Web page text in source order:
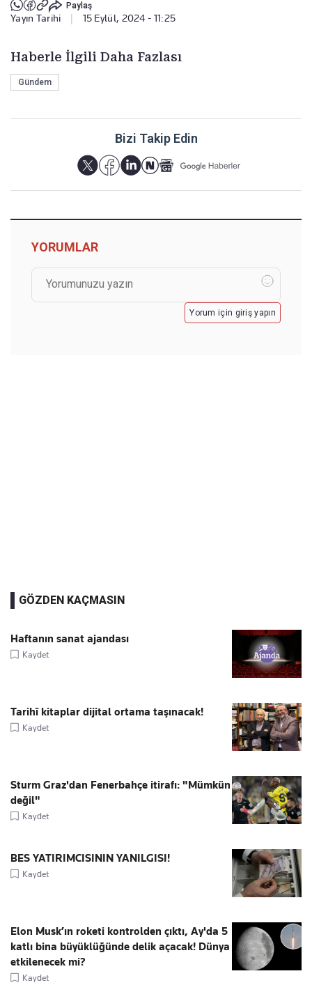
Paylaş
Yayın Tarihi 15 Eylül, 2024 - 11:25
Haberle İlgili Daha Fazlası
Gündem
Bizi Takip Edin
YORUMLAR
Yorum için giriş yapın
GÖZDEN KAÇMASIN
Haftanın sanat ajandası
Kaydet
Tarihî kitaplar dijital ortama taşınacak!
Kaydet
Sturm Graz'dan Fenerbahçe itirafı: "Mümkün
değil"
Kaydet
BES YATIRIMCISININ YANILGISI!
Kaydet
Elon Musk’ın roketi kontrolden çıktı, Ay'da 5
katlı bina büyüklüğünde delik açacak! Dünya
etkilenecek mi?
Kaydet